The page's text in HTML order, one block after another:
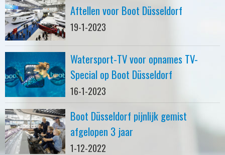
Aftellen voor Boot Düsseldorf
19-1-2023
Watersport-TV voor opnames TV-
Special op Boot Düsseldorf
16-1-2023
Boot Düsseldorf pijnlijk gemist
afgelopen 3 jaar
1-12-2022